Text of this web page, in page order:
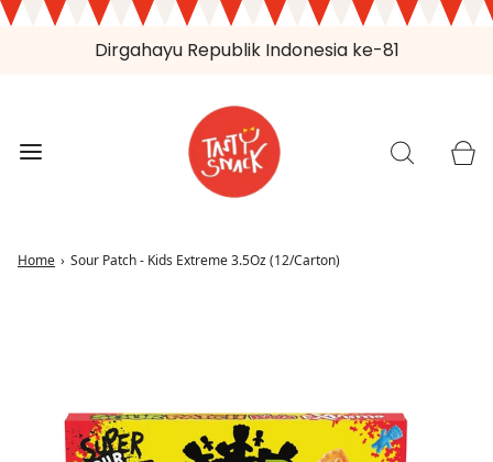
Dirgahayu Republik Indonesia ke-81
Home › Sour Patch - Kids Extreme 3.5Oz (12/Carton)